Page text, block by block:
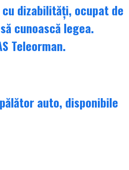
dizabilități, ocupat de
cunoască legea.
Teleorman.
auto, disponibile